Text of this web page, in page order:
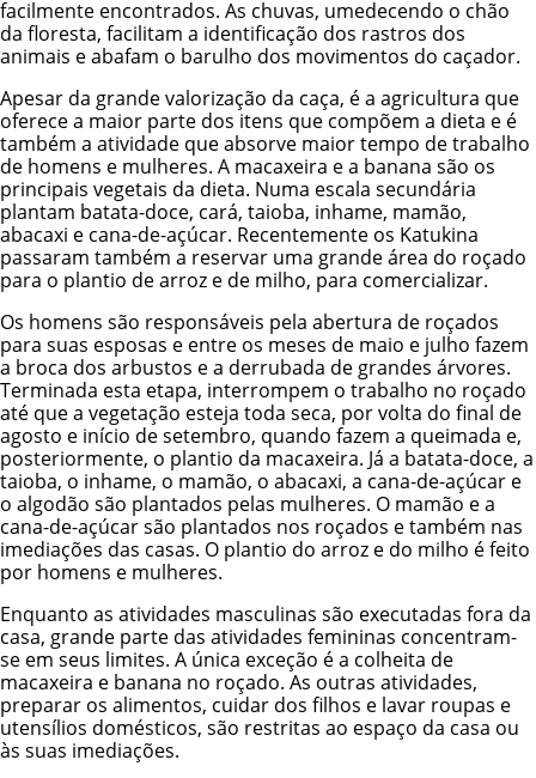
facilmente encontrados. As chuvas, umedecendo o chão
da floresta, facilitam a identificação dos rastros dos
animais e abafam o barulho dos movimentos do caçador.
Apesar da grande valorização da caça, é a agricultura que
oferece a maior parte dos itens que compõem a dieta e é
também a atividade que absorve maior tempo de trabalho
de homens e mulheres. A macaxeira e a banana são os
principais vegetais da dieta. Numa escala secundária
plantam batata-doce, cará, taioba, inhame, mamão,
abacaxi e cana-de-açúcar. Recentemente os Katukina
passaram também a reservar uma grande área do roçado
para o plantio de arroz e de milho, para comercializar.
Os homens são responsáveis pela abertura de roçados
para suas esposas e entre os meses de maio e julho fazem
a broca dos arbustos e a derrubada de grandes árvores.
Terminada esta etapa, interrompem o trabalho no roçado
até que a vegetação esteja toda seca, por volta do final de
agosto e início de setembro, quando fazem a queimada e,
posteriormente, o plantio da macaxeira. Já a batata-doce, a
taioba, o inhame, o mamão, o abacaxi, a cana-de-açúcar e
o algodão são plantados pelas mulheres. O mamão e a
cana-de-açúcar são plantados nos roçados e também nas
imediações das casas. O plantio do arroz e do milho é feito
por homens e mulheres.
Enquanto as atividades masculinas são executadas fora da
casa, grande parte das atividades femininas concentram-
se em seus limites. A única exceção é a colheita de
macaxeira e banana no roçado. As outras atividades,
preparar os alimentos, cuidar dos filhos e lavar roupas e
utensílios domésticos, são restritas ao espaço da casa ou
às suas imediações.